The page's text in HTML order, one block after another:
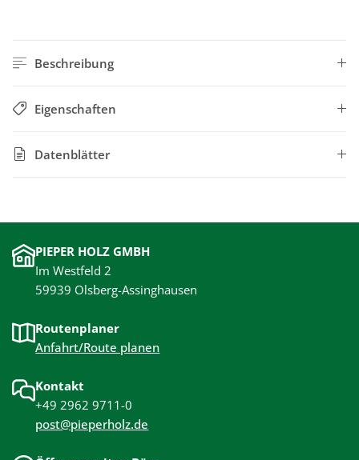
Beschreibung
Eigenschaften
Datenblätter
PIEPER HOLZ GMBH
Im Westfeld 2
59939 Olsberg-Assinghausen
Routenplaner
Anfahrt/Route planen
Kontakt
+49 2962 9711-0
post@pieperholz.de